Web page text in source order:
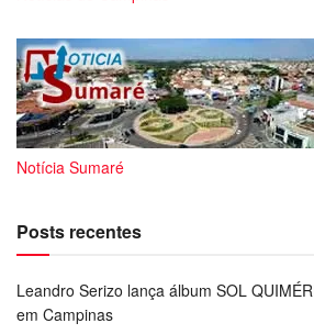
Notícia Sumaré
Posts recentes
Leandro Serizo lança álbum SOL
em Campinas